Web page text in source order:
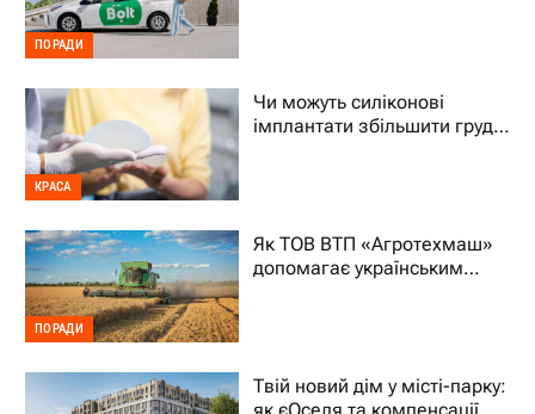
ПОРАДИ
КРАСА
Чи можуть силіконові
імплантати збільшити груди
ПОРАДИ
Як ТОВ ВТП «Агротехмаш»
допомагає українським
Твій новий дім у місті-парку: